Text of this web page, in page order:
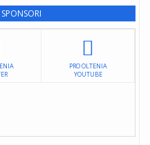
PRO OLTENIA
YOUTUBE